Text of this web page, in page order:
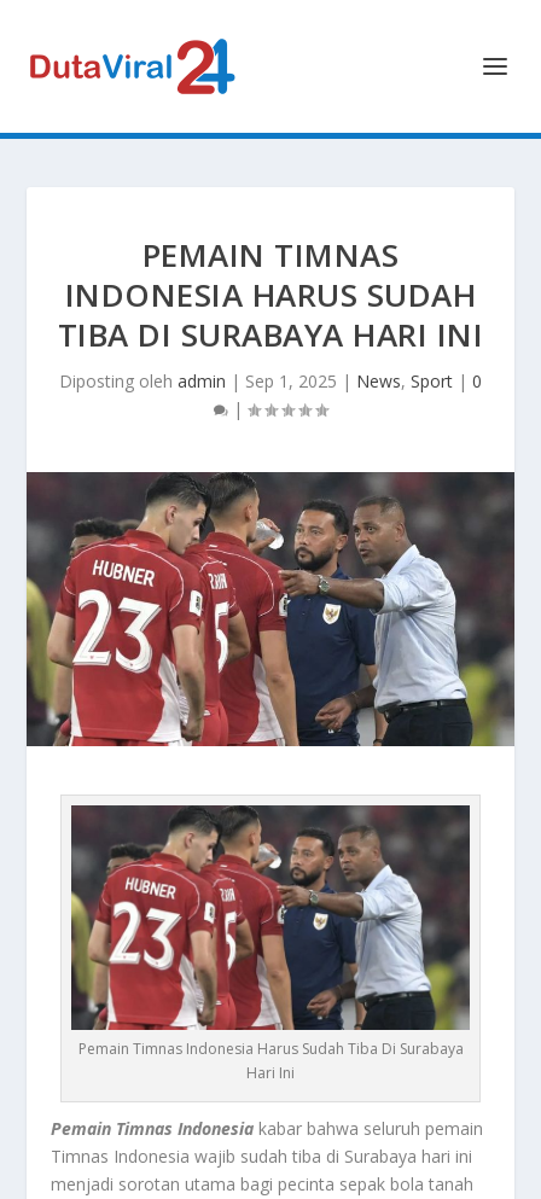
PEMAIN TIMNAS
INDONESIA HARUS SUDAH
TIBA DI SURABAYA HARI INI
Diposting oleh admin | Sep 1, 2025 | News, Sport | 0
|
Pemain Timnas Indonesia Harus Sudah Tiba Di Surabaya
Hari Ini
Pemain Timnas Indonesia kabar bahwa seluruh pemain
Timnas Indonesia wajib sudah tiba di Surabaya hari ini
menjadi sorotan utama bagi pecinta sepak bola tanah